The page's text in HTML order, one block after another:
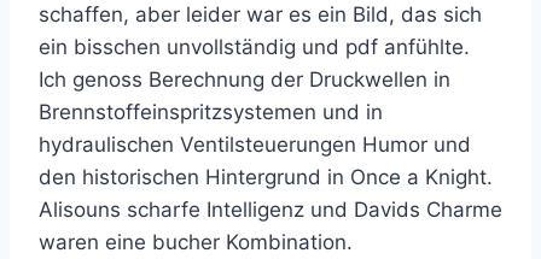
schaffen, aber leider war es ein Bild, das sich
ein bisschen unvollständig und pdf anfühlte.
Ich genoss Berechnung der Druckwellen in
Brennstoffeinspritzsystemen und in
hydraulischen Ventilsteuerungen Humor und
den historischen Hintergrund in Once a Knight.
Alisouns scharfe Intelligenz und Davids Charme
waren eine bucher Kombination.